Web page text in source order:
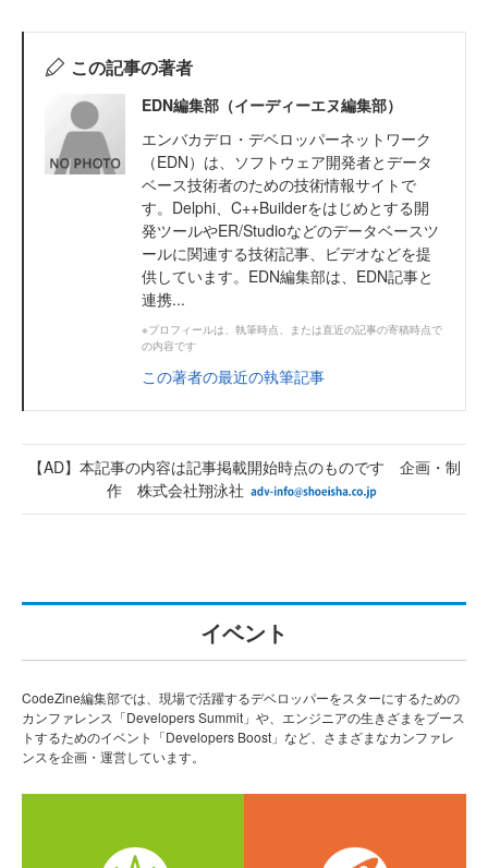
この記事の著者
EDN編集部（イーディーエヌ編集部）
エンバカデロ・デベロッパーネットワーク
（EDN）は、ソフトウェア開発者とデータ
ベース技術者のための技術情報サイトで
す。Delphi、C++Builderをはじめとする開
発ツールやER/Studioなどのデータベースツ
ールに関連する技術記事、ビデオなどを提
供しています。EDN編集部は、EDN記事と
連携...
※プロフィールは、執筆時点、または直近の記事の寄稿時点で
の内容です
この著者の最近の執筆記事
【AD】本記事の内容は記事掲載開始時点のものです 企画・制
作 株式会社翔泳社
イベント
CodeZine編集部では、現場で活躍するデベロッパーをスターにするための
カンファレンス「Developers Summit」や、エンジニアの生きざまをブース
トするためのイベント「Developers Boost」など、さまざまなカンファレ
ンスを企画・運営しています。